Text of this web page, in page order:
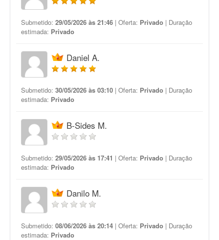
Submetido: 29/05/2026 às 21:46 | Oferta: Privado | Duração
estimada: Privado
Daniel A.
Submetido: 30/05/2026 às 03:10 | Oferta: Privado | Duração
estimada: Privado
B-Sides M.
Submetido: 29/05/2026 às 17:41 | Oferta: Privado | Duração
estimada: Privado
Danilo M.
Submetido: 08/06/2026 às 20:14 | Oferta: Privado | Duração
estimada: Privado